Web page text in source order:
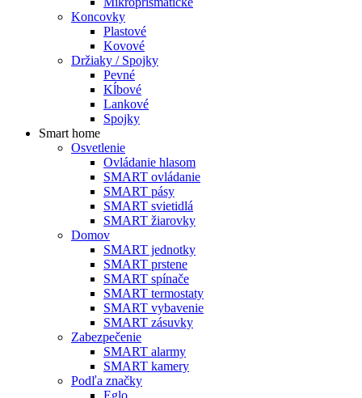
Koncovky
Plastové
Kovové
Držiaky / Spojky
Pevné
Kĺbové
Lankové
Spojky
Smart home
Osvetlenie
Ovládanie hlasom
SMART ovládanie
SMART pásy
SMART svietidlá
SMART žiarovky
Domov
SMART jednotky
SMART prstene
SMART spínače
SMART termostaty
SMART vybavenie
SMART zásuvky
Zabezpečenie
SMART alarmy
SMART kamery
Podľa značky
Eglo